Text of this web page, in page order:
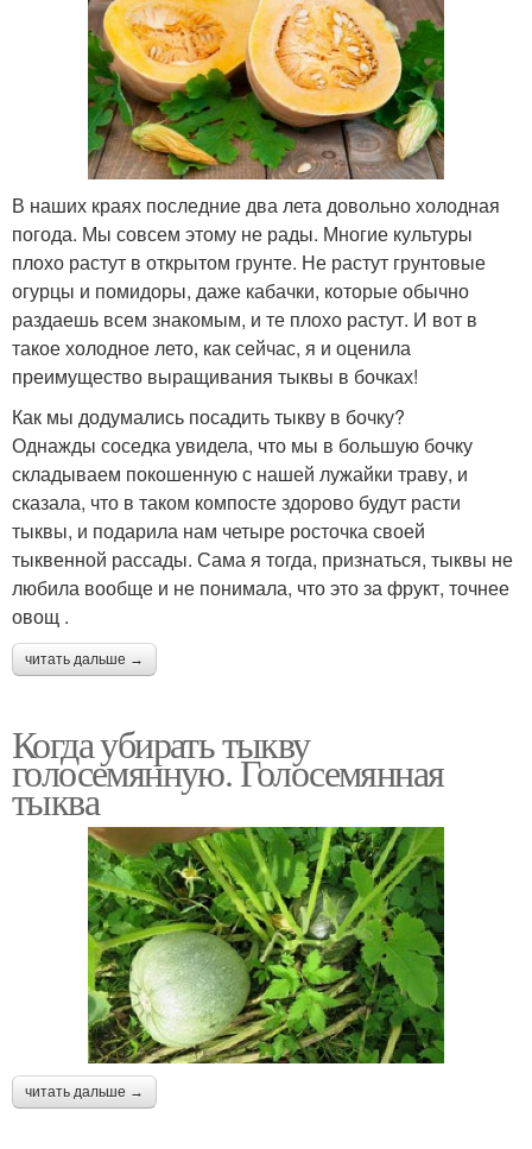
В наших краях последние два лета довольно холодная
погода. Мы совсем этому не рады. Многие культуры
плохо растут в открытом грунте. Не растут грунтовые
огурцы и помидоры, даже кабачки, которые обычно
раздаешь всем знакомым, и те плохо растут. И вот в
такое холодное лето, как сейчас, я и оценила
преимущество выращивания тыквы в бочках!
Как мы додумались посадить тыкву в бочку?
Однажды соседка увидела, что мы в большую бочку
складываем покошенную с нашей лужайки траву, и
сказала, что в таком компосте здорово будут расти
тыквы, и подарила нам четыре росточка своей
тыквенной рассады. Сама я тогда, признаться, тыквы не
любила вообще и не понимала, что это за фрукт, точнее
овощ .
читать дальше →
Когда убирать тыкву
голосемянную. Голосемянная
тыква
читать дальше →